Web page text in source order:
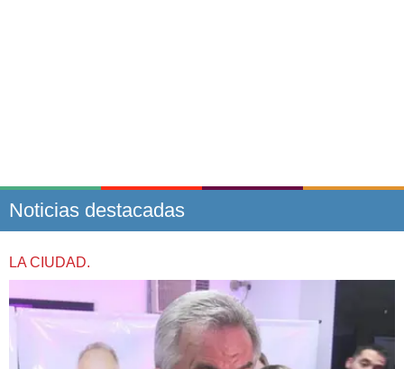
Noticias destacadas
LA CIUDAD.